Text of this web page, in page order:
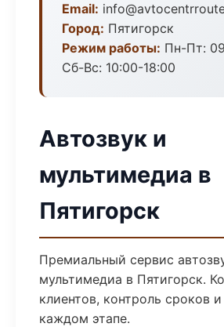
Email:
Город: Пятигорск
Режим работы: Пн-Пт:
Сб-Вс: 10:00-18:00
Автозвук и
мультимедиа в
Пятигорск
Премиальный сервис
мультимедиа в Пятигорск.
клиентов, контроль сроков
каждом этапе.